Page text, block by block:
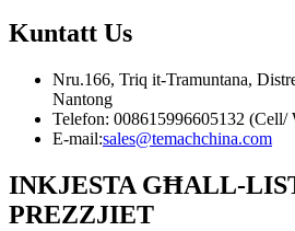
Kuntatt Us
Nru.166, Triq it-Tramuntana,
Nantong
Telefon: 008615996605132 (Cell/
E-mail:sales@temachchina.com
INKJESTA GĦALL-
PREZZJIET